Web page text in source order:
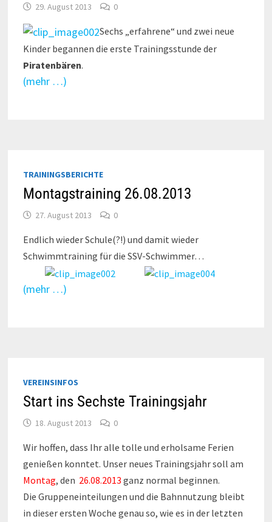
29. August 2013 0
Sechs „erfahrene“ und zwei neue
Kinder begannen die erste Trainingsstunde der
Piratenbären.
(mehr …)
TRAININGSBERICHTE
Montagstraining 26.08.2013
27. August 2013 0
Endlich wieder Schule(?!) und damit wieder
Schwimmtraining für die SSV-Schwimmer…
(mehr …)
VEREINSINFOS
Start ins Sechste Trainingsjahr
18. August 2013 0
Wir hoffen, dass Ihr alle tolle und erholsame Ferien
genießen konntet. Unser neues Trainingsjahr soll am
Montag, den 26.08.2013 ganz normal beginnen.
Die Gruppeneinteilungen und die Bahnnutzung bleibt
in dieser ersten Woche genau so, wie es in der letzten